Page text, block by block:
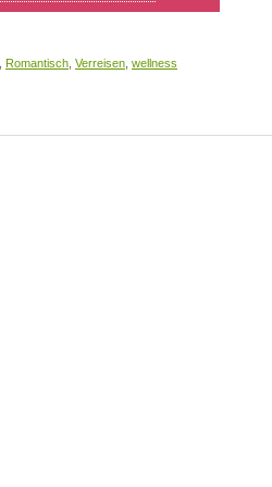
Romantisch Verreisen wellness